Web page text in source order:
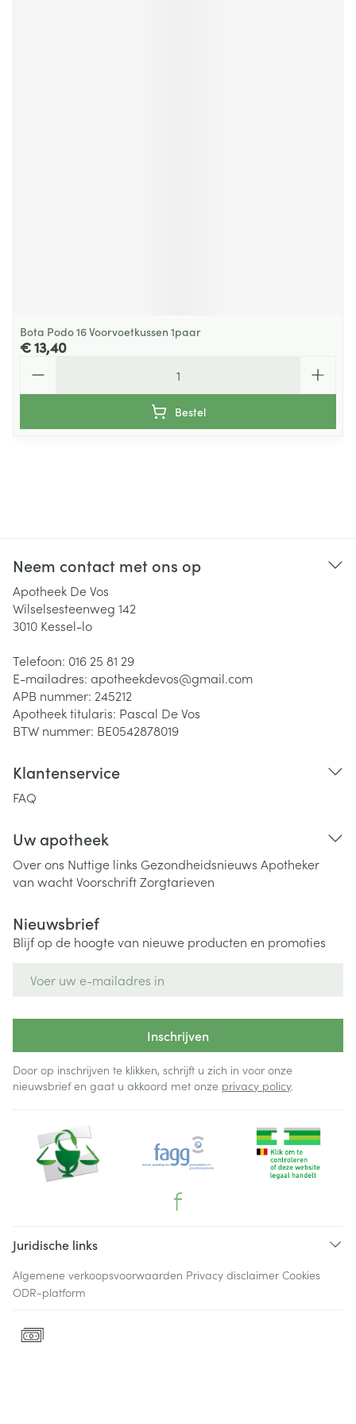
Bota Podo 16 Voorvoetkussen 1paar
€ 13,40
Bestel
Neem contact met ons op
Apotheek De Vos
Wilselsesteenweg 142
3010 Kessel-lo
Telefoon: 016 25 81 29
E-mailadres: apotheekdevos@gmail.com
APB nummer: 245212
Apotheek titularis: Pascal De Vos
BTW nummer: BE0542878019
Klantenservice
FAQ
Uw apotheek
Over ons Nuttige links Gezondheidsnieuws Apotheker
van wachtVoorschriftZorgtarieven
Nieuwsbrief
Blijf op de hoogte van nieuwe producten en promoties
Inschrijven
Door op inschrijven te klikken, schrijft u zich in voor onze
nieuwsbrief en gaat u akkoord met onze privacy policy.
Juridische links
Algemene verkoopsvoorwaarden Privacy disclaimer Cookies
ODR-platform